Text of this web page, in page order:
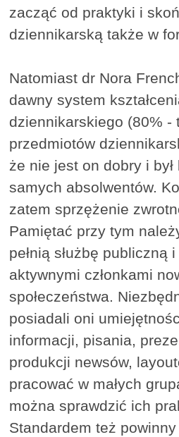
zacząć od praktyki i
dziennikarską także w
Natomiast dr Nora
dawny system
dziennikarskiego (80% -
przedmiotów
że nie jest on dobry i
samych absolwentów.
zatem sprzężenie
Pamiętać przy tym
pełnią służbę publiczną
aktywnymi członkami
społeczeństwa.
posiadali oni
informacji, pisania,
produkcji newsów,
pracować w małych
można sprawdzić ich
Standardem też